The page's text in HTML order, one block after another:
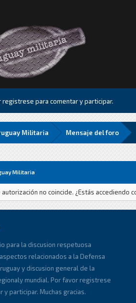
registrese para comentar y participar.
Militaria Mensaje del foro
Militaria
autorización no coincide. ¿Estás
para la discusion respetuosa
relacionados a la Defensa
y discusion general de la
mundial. Por favor registrese
y participar. Muchas gracias.